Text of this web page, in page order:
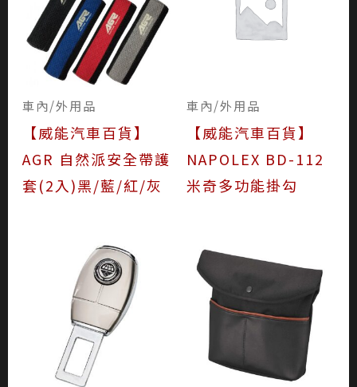
車內/外用品
【威能汽車百貨】
AGR 自然派安全帶護
套(2入)黑/藍/紅/灰
車內/外用品
【威能汽車百貨】
NAPOLEX BD-112
米奇多功能掛勾